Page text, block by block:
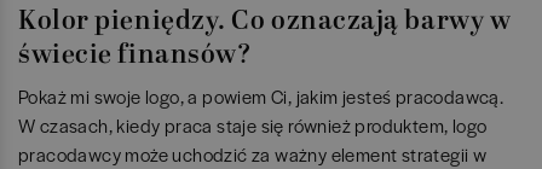
Kolor pieniędzy. Co oznaczają barwy w
świecie finansów?
Pokaż mi swoje logo, a powiem Ci, jakim jesteś pracodawcą.
W czasach, kiedy praca staje się również produktem, logo
pracodawcy może uchodzić za ważny element strategii w